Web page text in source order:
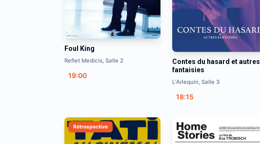
Foul King
Reflet Medicis, Salle 2
19:00
Contes du hasard et autres
fantaisies
L'Arlequin, Salle 3
18:15
Rétrospective